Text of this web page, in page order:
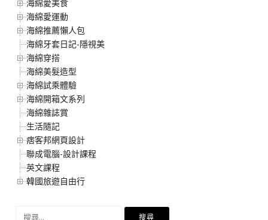
海綿愛美食
海綿愛運動
海綿推薦懶人包
海綿牙套日記-隱視美
海綿穿搭
海綿美髮造型
海綿試乘體驗
海綿開箱文系列
海綿雜誌賞
生活隨記
痞客邦網頁設計
聯成電腦-設計課程
英文課程
韓國旅遊自由行